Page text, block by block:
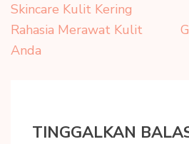
Navigasi
pos
Skincare Kulit Kering
Rahasia Merawat Kulit
Anda
TINGGALKAN